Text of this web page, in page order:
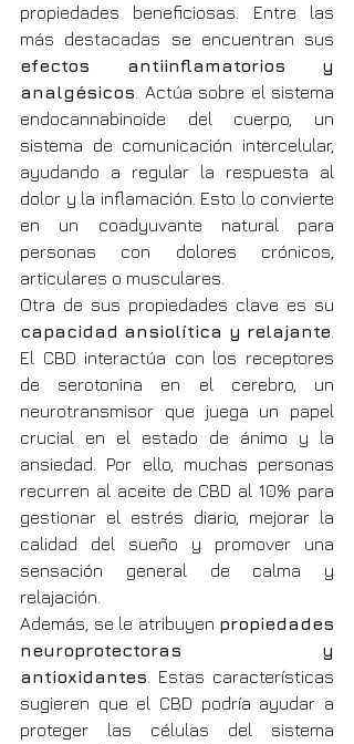
propiedades beneficiosas. Entre las
efectos antiinflamatorios y
analgésicos . Actúa sobre el sistema
endocannabinoide del cuerpo, un
sistema de comunicación intercelular,
ayudando a regular la respuesta al
dolor y la inflamación. Esto lo convierte
en un coadyuvante natural para
personas con dolores crónicos,
articulares o musculares.
capacidad ansiolítica y relajante
El CBD interactúa con los receptores
de serotonina en el cerebro, un
neurotransmisor que juega un papel
crucial en el estado de ánimo y la
ansiedad. Por ello, muchas personas
recurren al aceite de CBD al 10% para
gestionar el estrés diario, mejorar la
calidad del sueño y promover una
sensación general de calma y
relajación.
Además, se le atribuyen propiedades
neuroprotectoras y
antioxidantes . Estas características
sugieren que el CBD podría ayudar a
proteger las células del sistema